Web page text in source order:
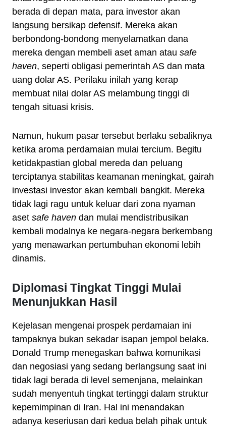
berada di depan mata, para investor akan
langsung bersikap defensif. Mereka akan
berbondong-bondong menyelamatkan dana
mereka dengan membeli aset aman atau safe
haven, seperti obligasi pemerintah AS dan mata
uang dolar AS. Perilaku inilah yang kerap
membuat nilai dolar AS melambung tinggi di
tengah situasi krisis.
Namun, hukum pasar tersebut berlaku sebaliknya
ketika aroma perdamaian mulai tercium. Begitu
ketidakpastian global mereda dan peluang
terciptanya stabilitas keamanan meningkat, gairah
investasi investor akan kembali bangkit. Mereka
tidak lagi ragu untuk keluar dari zona nyaman
aset safe haven dan mulai mendistribusikan
kembali modalnya ke negara-negara berkembang
yang menawarkan pertumbuhan ekonomi lebih
dinamis.
Diplomasi Tingkat Tinggi Mulai
Menunjukkan Hasil
Kejelasan mengenai prospek perdamaian ini
tampaknya bukan sekadar isapan jempol belaka.
Donald Trump menegaskan bahwa komunikasi
dan negosiasi yang sedang berlangsung saat ini
tidak lagi berada di level semenjana, melainkan
sudah menyentuh tingkat tertinggi dalam struktur
kepemimpinan di Iran. Hal ini menandakan
adanya keseriusan dari kedua belah pihak untuk